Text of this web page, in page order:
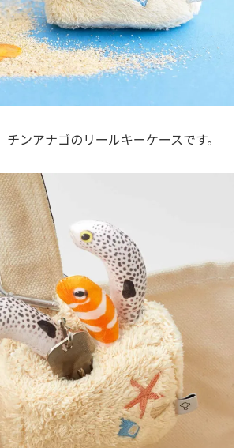
ンアナゴのリールキーケースです。